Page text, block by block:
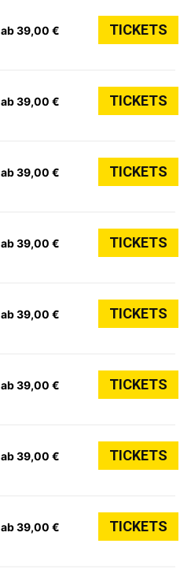
ab 39,00 € TICKETS
ab 39,00 € TICKETS
ab 39,00 € TICKETS
ab 39,00 € TICKETS
ab 39,00 € TICKETS
ab 39,00 € TICKETS
ab 39,00 € TICKETS
ab 39,00 € TICKETS